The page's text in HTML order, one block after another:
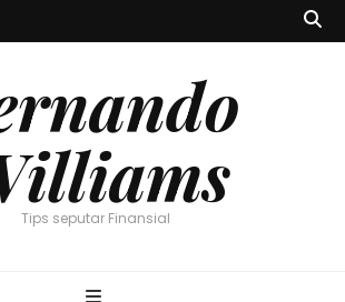
Tips seputar Finansial